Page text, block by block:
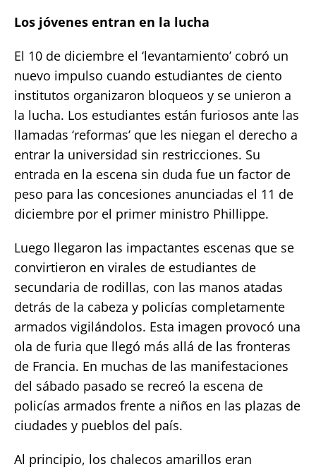
Los jóvenes entran en la lucha
El 10 de diciembre el ‘levantamiento’ cobró un
nuevo impulso cuando estudiantes de ciento
institutos organizaron bloqueos y se unieron a
la lucha. Los estudiantes están furiosos ante las
llamadas ‘reformas’ que les niegan el derecho a
entrar la universidad sin restricciones. Su
entrada en la escena sin duda fue un factor de
peso para las concesiones anunciadas el 11 de
diciembre por el primer ministro Phillippe.
Luego llegaron las impactantes escenas que se
convirtieron en virales de estudiantes de
secundaria de rodillas, con las manos atadas
detrás de la cabeza y policías completamente
armados vigilándolos. Esta imagen provocó una
ola de furia que llegó más allá de las fronteras
de Francia. En muchas de las manifestaciones
del sábado pasado se recreó la escena de
policías armados frente a niños en las plazas de
ciudades y pueblos del país.
Al principio, los chalecos amarillos eran